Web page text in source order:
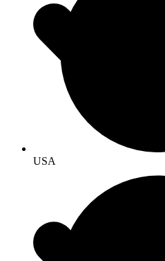
USA